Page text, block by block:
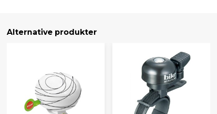
Alternative produkter